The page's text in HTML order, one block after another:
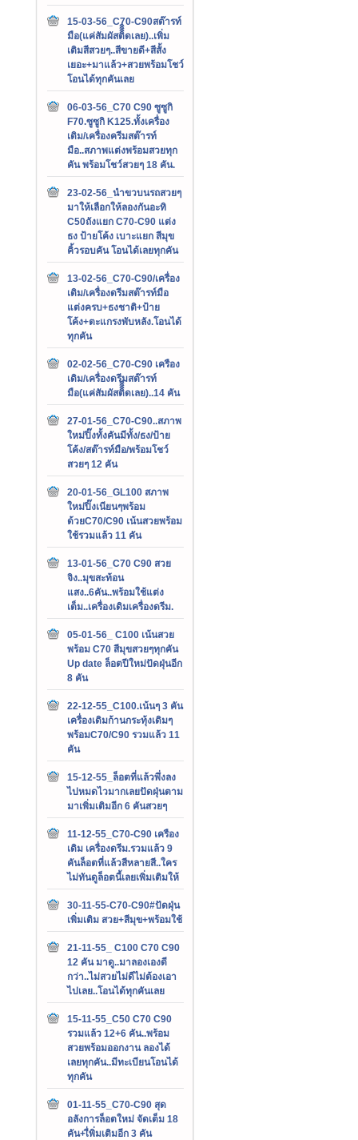
15-03-56_C70-C90สต๊ารท์
มือ(แค่สัมผัสติิิิดเลย)..เพิ่ม
เติมสีสวยๆ..สีขายดี+สีสั้ง
เยอะ+มาแล้ว+สวยพร้อมโชว์
โอนได้ทุกคันเลย
06-03-56_C70 C90 ซูซูกิ
F70.ซูซูกิ K125.ทั้งเครื่อง
เดิม/เครื่องครีมสต๊ารท์
มือ..สภาพแต่งพร้อมสวยทุก
คัน พร้อมโชว์สวยๆ 18 คัน.
23-02-56_นำขวบนรถสวยๆ
มาให้เลือกให้ลองกันอะทิ
C50ถังแยก C70-C90 แต่ง
ธง ป้ายโค้ง เบาะแยก สีมุข
คิ้วรอบคัน โอนได้เลยทุกคัน
13-02-56_C70-C90/เครื่อง
เดิม/เครื่องดรีมสต๊ารท์มือ
แต่งครบ+ธงชาติ+ป้าย
โค้ง+ตะแกรงพับหลัง.โอนได้
ทุกคัน
02-02-56_C70-C90 เครือง
เดิม/เครื่องดรีมสต๊ารท์
มือ(แค่สัมผัสติิิิดเลย)..14 คัน
27-01-56_C70-C90..สภาพ
ใหม่ปิ๊งทั้งคันมีทั้ง/ธง/ป้าย
โค้ง/สต๊ารท์มือ/พร้อมโชว์
สวยๆ 12 คัน
20-01-56_GL100 สภาพ
ใหม่ปิ๊งเนียนๆพร้อม
ด้วยC70/C90 เน้นสวยพร้อม
ใช้รวมแล้ว 11 คัน
13-01-56_C70 C90 สวย
จิง..มุขสะท้อน
แสง..6คัน..พร้อมใช้แต่ง
เต็ม..เครื่องเดิมเครื่องดรีม.
05-01-56_ C100 เน้นสวย
พร้อม C70 สีมุขสวยๆทุกคัน
Up date ล็อตปีใหม่ปัดฝุ่นอีก
8 คัน
22-12-55_C100.เน้นๆ 3 คัน
เครื่องเดิมก้านกระทุ้งเดิมๆ
พร้อมC70/C90 รวมแล้ว 11
คัน
15-12-55_ล็อตที่แล้วพึ่งลง
ไปหมดไวมากเลยปัดฝุ่นตาม
มาเพิ่มเติมอีก 6 คันสวยๆ
11-12-55_C70-C90 เครือง
เดิม เครื่องดรีม.รวมแล้ว 9
คันล็อตที่แล้วสีหลายสี..ใคร
ไม่ทันดูล็อตนี้เลยเพิ่มเติมให้
30-11-55-C70-C90#ปัดฝุ่น
เพิ่มเติม สวย+สีมุข+พร้อมใช้
21-11-55_ C100 C70 C90
12 คัน มาดู..มาลองเองดี
กว่า..ไม่สวยไม่ดีไม่ต้องเอา
ไปเลย..โอนได้ทุกคันเลย
15-11-55_C50 C70 C90
รวมแล้ว 12+6 คัน..พร้อม
สวยพร้อมออกงาน ลองได้
เลยทุกคัน..มีทะเบียนโอนได้
ทุกคัน
01-11-55_C70-C90 สุด
อลังการล็อตใหม่ จัดเต็ม 18
คัน+เื่พิ่มเติมอีก 3 คัน